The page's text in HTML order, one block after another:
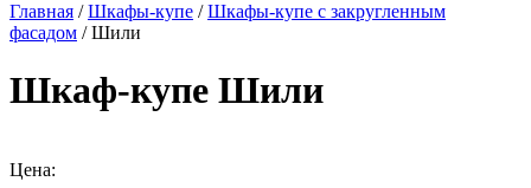
Главная /Шкафы-купе /Шкафы-купе с закругленным
фасадом / Шили
Шкаф-купе Шили
Цена: